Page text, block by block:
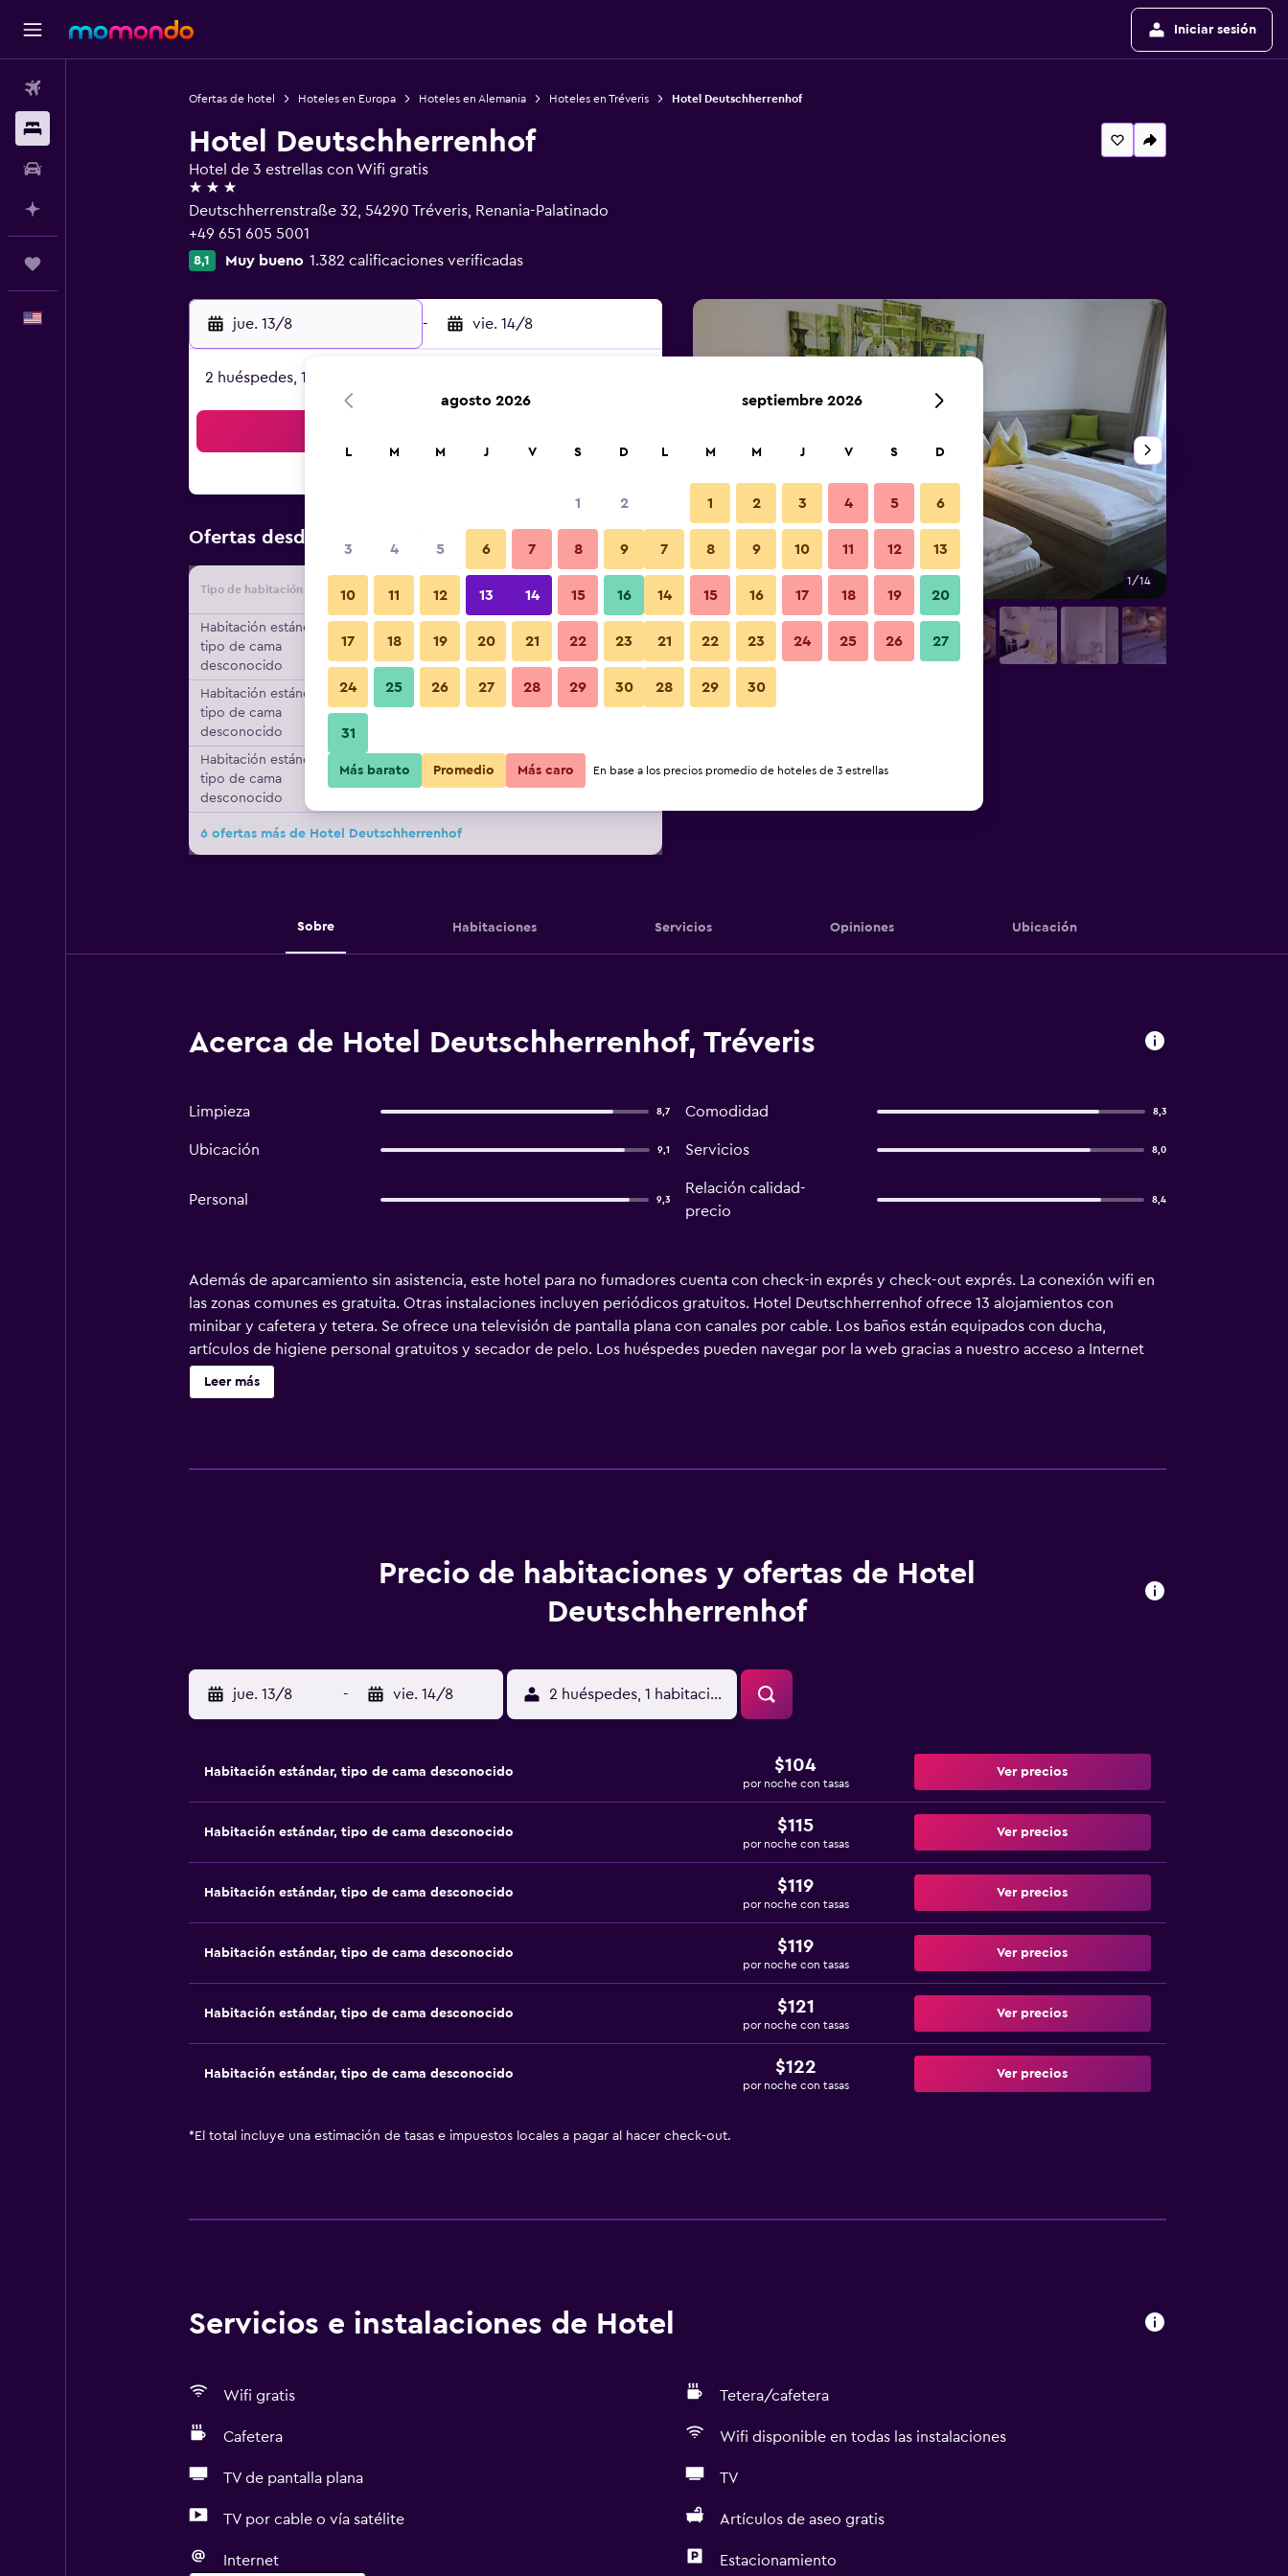
Iniciar sesión
Ofertas de hotel Hoteles en Europa Hoteles en Alemania Hoteles en Tréveris Hotel Deutschherrenhof
Hotel Deutschherrenhof
Hotel de 3 estrellas con Wifi gratis
3 estrellas
Deutschherrenstraße 32, 54290 Tréveris, Renania-Palatinado
+49 651 605 5001
8,1 Muy bueno 1.382 calificaciones verificadas
jue. 13/8 - vie. 14/8
2 huéspedes, 1 habitación
Ofertas desde Oferta más barata de precio por noche
Tipo de habitación Proveedor Total noche
Habitación estándar,
tipo de cama
desconocido
$104 Ver oferta
Habitación estándar,
tipo de cama
desconocido
Habitación estándar,
tipo de cama
desconocido
$119
6 ofertas más de Hotel Deutschherrenhof
Habitación 1/14
Fotos
Sobre Habitaciones Servicios Opiniones Ubicación
Acerca de Hotel Deutschherrenhof, Tréveris
Limpieza 8,7 Comodidad 8,3
Ubicación 9,1 Servicios 8,0
Personal 9,3
Relación calidad-
precio
8,4
Además de aparcamiento sin asistencia, este hotel para no fumadores cuenta con check-in exprés y check-out exprés. La conexión wifi en
las zonas comunes es gratuita. Otras instalaciones incluyen periódicos gratuitos. Hotel Deutschherrenhof ofrece 13 alojamientos con
minibar y cafetera y tetera. Se ofrece una televisión de pantalla plana con canales por cable. Los baños están equipados con ducha,
artículos de higiene personal gratuitos y secador de pelo. Los huéspedes pueden navegar por la web gracias a nuestro acceso a Internet
wifi gratis. Los servicios para las personas de negocios incluyen escritorio y teléfono. Se ofrece servicio de limpieza todos los días.
Leer más
Precio de habitaciones y ofertas de Hotel
Deutschherrenhof
jue. 13/8 - vie. 14/8 2 huéspedes, 1 habitación
Habitación estándar, tipo de cama desconocido $104
por noche con tasas
Ver precios
Habitación estándar, tipo de cama desconocido $115
por noche con tasas
Ver precios
Habitación estándar, tipo de cama desconocido $119
por noche con tasas
Ver precios
Habitación estándar, tipo de cama desconocido $119
por noche con tasas
Ver precios
Habitación estándar, tipo de cama desconocido $121
por noche con tasas
Ver precios
Habitación estándar, tipo de cama desconocido $122
por noche con tasas
Ver precios
* El total incluye una estimación de tasas e impuestos locales a pagar al hacer check-out.
Servicios e instalaciones de Hotel
Wifi gratis Tetera/cafetera
Cafetera Wifi disponible en todas las instalaciones
TV de pantalla plana TV
TV por cable o vía satélite Artículos de aseo gratis
Internet Estacionamiento
agosto 2026
L M M J V S D
1 2
3 4 5 6 7 8 9
10 11 12 13 14 15 16
17 18 19 20 21 22 23
24 25 26 27 28 29 30
31
septiembre 2026
L M M J V S D
1 2 3 4 5 6
7 8 9 10 11 12 13
14 15 16 17 18 19 20
21 22 23 24 25 26 27
28 29 30
Más barato Promedio Más caro En base a los precios promedio de hoteles de 3 estrellas